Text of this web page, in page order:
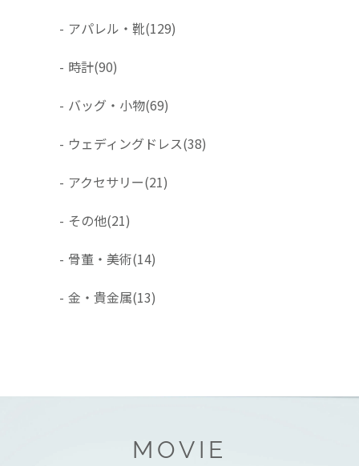
- アパレル・靴(129)
- 時計(90)
- バッグ・小物(69)
- ウェディングドレス(38)
- アクセサリー(21)
- その他(21)
- 骨董・美術(14)
- 金・貴金属(13)
MOVIE